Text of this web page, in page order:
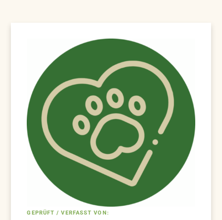
GEPRÜFT / VERFASST VON: